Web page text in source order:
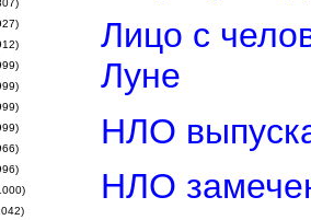
Лицо с
Луне
НЛО
НЛО